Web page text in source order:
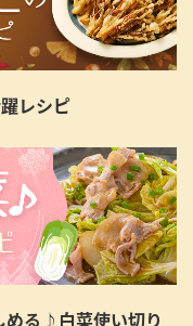
レシピ
める♪白菜使い切り